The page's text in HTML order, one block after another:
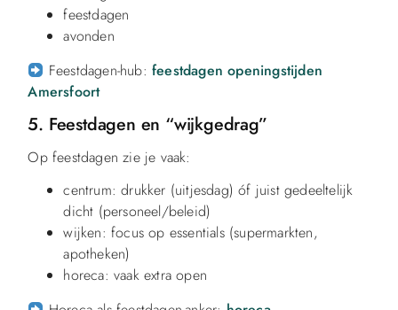
feestdagen
avonden
Feestdagen-hub: feestdagen openingstijden
Amersfoort
5. Feestdagen en “wijkgedrag”
Op feestdagen zie je vaak:
centrum: drukker (uitjesdag) óf juist gedeeltelijk
dicht (personeel/beleid)
wijken: focus op essentials (supermarkten,
apotheken)
horeca: vaak extra open